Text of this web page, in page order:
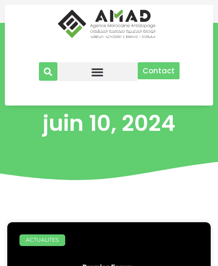
contenu
Contact
juin 10, 2024
ACTUALITES